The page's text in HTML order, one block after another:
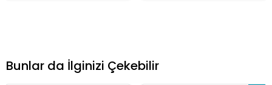
Bunlar da İlginizi Çekebilir